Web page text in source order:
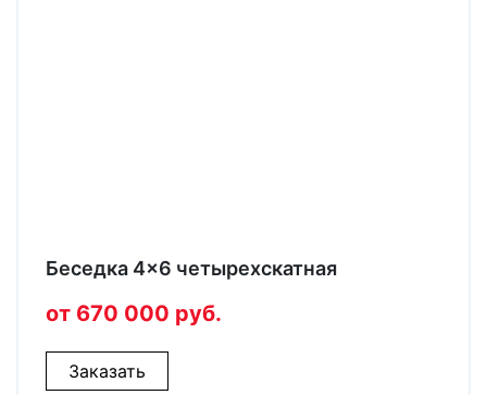
Беседка 4×6 четырехскатная
от 670 000 руб.
Заказать